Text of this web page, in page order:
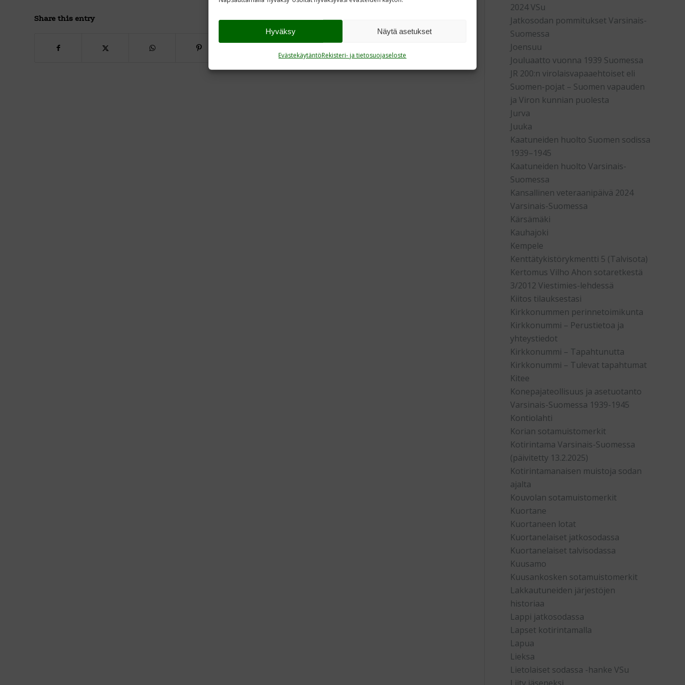
Hyväksy Näytä asetukset
EvästekäytäntöRekisteri- ja tietosuojaseloste
Share this entry
2024 VSu
Jatkosodan pommitukset Varsinais-
Suomessa
Joensuu
Jouluaatto vuonna 1939 Suomessa
JR 200:n virolaisvapaaehtoiset eli
Suomen-pojat – Suomen vapauden
ja Viron kunnian puolesta
Jurva
Juuka
Kaatuneiden huolto Suomen sodissa
1939–1945
Kaatuneiden huolto Varsinais-
Suomessa
Kansallinen veteraanipäivä 2024
Varsinais-Suomessa
Kärsämäki
Kauhajoki
Kempele
Kenttätykistörykmentti 5 (Talvisota)
Kertomus Vilho Ahon sotaretkestä
3/2012 Viestimies-lehdessä
Kiitos tilauksestasi
Kirkkonummen perinnetoimikunta
Kirkkonummi – Perustietoa ja
yhteystiedot
Kirkkonummi – Tapahtunutta
Kirkkonummi – Tulevat tapahtumat
Kitee
Konepajateollisuus ja asetuotanto
Varsinais-Suomessa 1939-1945
Kontiolahti
Korian sotamuistomerkit
Kotirintama Varsinais-Suomessa
(päivitetty 13.2.2025)
Kotirintamanaisen muistoja sodan
ajalta
Kouvolan sotamuistomerkit
Kuortane
Kuortaneen lotat
Kuortanelaiset jatkosodassa
Kuortanelaiset talvisodassa
Kuusamo
Kuusankosken sotamuistomerkit
Lakkautuneiden järjestöjen
historiaa
Lappi jatkosodassa
Lapset kotirintamalla
Lapua
Lieksa
Lietolaiset sodassa -hanke VSu